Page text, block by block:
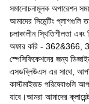
সমালোচনামূলক অপারেশন
আমাদের সিমেন্টিং প্লাগগুলি
চলাকালীন স্থিতিশীলতা এবং
অফার করি - 362&366,
স্পেসিফিকেশনের জন্য
এসডব্লিউএস এর সাথে, আপনি
কাস্টমাইজড পরিষেবাগুলি
যাবে।আমরা আমাদের